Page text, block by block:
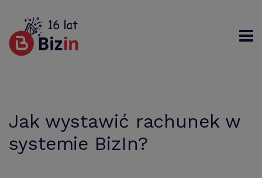
Jak wystawić rachunek w
systemie BizIn?